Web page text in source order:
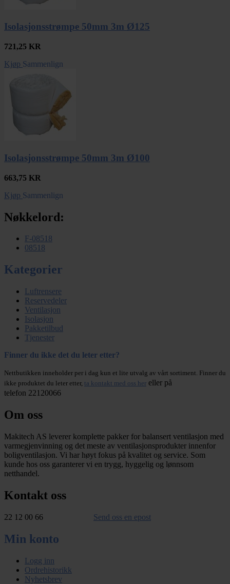
Isolasjonsstrømpe 50mm 3m Ø125
721,25 KR
Kjøp Sammenlign
Isolasjonsstrømpe 50mm 3m Ø100
663,75 KR
Kjøp Sammenlign
Nøkkelord:
F-08518
08518
Kategorier
Luftrensere
Reservedeler
Ventilasjon
Isolasjon
Pakketilbud
Tjenester
Finner du ikke det du leter etter?
Nettbutikken inneholder per i dag kun et lite utvalg av vårt sortiment. Finner du
ikke produktet du leter etter, ta kontakt med oss her eller på
telefon 22120066
Om oss
Makitech AS leverer komplette pakker for balansert ventilasjon med
varmegjenvinning og det meste av ventilasjonsprodukter innenfor
boligventilasjon. Vi har høyt fokus på kvalitet og service. Som
kunde hos oss garanterer vi en trygg, hyggelig og lønnsom
netthandel.
Kontakt oss
22 12 00 66 Send oss en epost
Min konto
Logg inn
Ordrehistorikk
Nyhetsbrev